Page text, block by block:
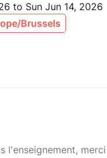
to Sun Jun 14, 2026
Brussels
l'enseignement,